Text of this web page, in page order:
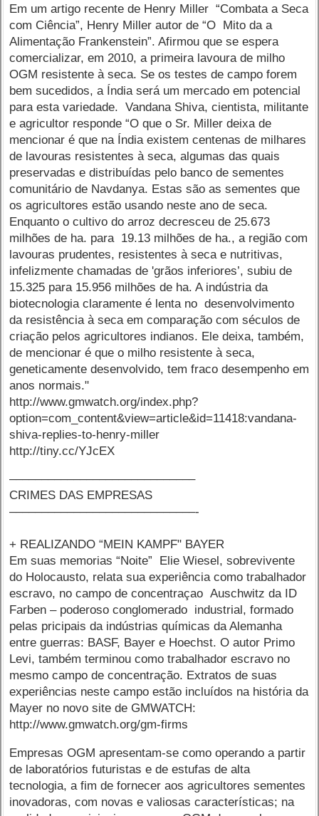
Em um artigo recente de Henry Miller “Combata a Seca
com Ciência”, Henry Miller autor de “O Mito da a
Alimentação Frankenstein”. Afirmou que se espera
comercializar, em 2010, a primeira lavoura de milho
OGM resistente à seca. Se os testes de campo forem
bem sucedidos, a Índia será um mercado em potencial
para esta variedade. Vandana Shiva, cientista, militante
e agricultor responde “O que o Sr. Miller deixa de
mencionar é que na Índia existem centenas de milhares
de lavouras resistentes à seca, algumas das quais
preservadas e distribuídas pelo banco de sementes
comunitário de Navdanya. Estas são as sementes que
os agricultores estão usando neste ano de seca.
Enquanto o cultivo do arroz decresceu de 25.673
milhões de ha. para 19.13 milhões de ha., a região com
lavouras prudentes, resistentes à seca e nutritivas,
infelizmente chamadas de 'grãos inferiores’, subiu de
15.325 para 15.956 milhões de ha. A indústria da
biotecnologia claramente é lenta no desenvolvimento
da resistência à seca em comparação com séculos de
criação pelos agricultores indianos. Ele deixa, também,
de mencionar é que o milho resistente à seca,
geneticamente desenvolvido, tem fraco desempenho em
anos normais."
http://www.gmwatch.org/index.php?
option=com_content&view=article&id=11418:vandana-
shiva-replies-to-henry-miller
http://tiny.cc/YJcEX
–––––––––––––––––––––––––––––
CRIMES DAS EMPRESAS
–––––––––––––––––––––––––––––-
+ REALIZANDO “MEIN KAMPF" BAYER
Em suas memorias “Noite” Elie Wiesel, sobrevivente
do Holocausto, relata sua experiência como trabalhador
escravo, no campo de concentraçao Auschwitz da ID
Farben – poderoso conglomerado industrial, formado
pelas pricipais da indústrias químicas da Alemanha
entre guerras: BASF, Bayer e Hoechst. O autor Primo
Levi, também terminou como trabalhador escravo no
mesmo campo de concentração. Extratos de suas
experiências neste campo estão incluídos na história da
Mayer no novo site de GMWATCH:
http://www.gmwatch.org/gm-firms
Empresas OGM apresentam-se como operando a partir
de laboratórios futuristas e de estufas de alta
tecnologia, a fim de fornecer aos agricultores sementes
inovadoras, com novas e valiosas características; na